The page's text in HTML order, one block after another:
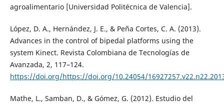
agroalimentario [Universidad Politécnica de Valencia].
López, D. A., Hernández, J. E., & Peña Cortes, C. A. (2013).
Advances in the control of bipedal platforms using the
system Kinect. Revista Colombiana de Tecnologías de
Avanzada, 2, 117–124.
https://doi.org/https://doi.org/10.24054/
Mathe, L., Samban, D., & Gómez, G. (2012). Estudio del